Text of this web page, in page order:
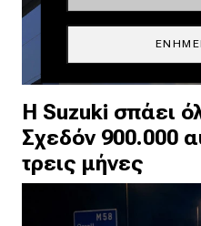
Η Suzuki σπάει
Σχεδόν 900.000
τρεις μήνες